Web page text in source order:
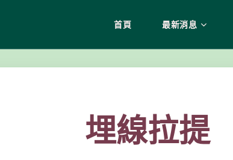
首頁 最新消息
埋線拉提